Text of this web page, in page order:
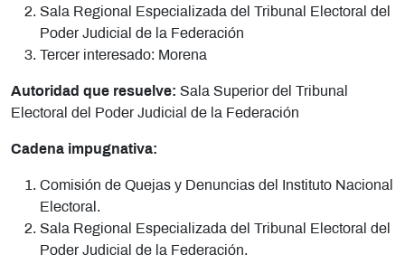
Sala Regional Especializada del Tribunal Electoral del
Poder Judicial de la Federación
Tercer interesado: Morena
Autoridad que resuelve: Sala Superior del Tribunal
Electoral del Poder Judicial de la Federación
Cadena impugnativa:
Comisión de Quejas y Denuncias del Instituto Nacional
Electoral.
Sala Regional Especializada del Tribunal Electoral del
Poder Judicial de la Federación.